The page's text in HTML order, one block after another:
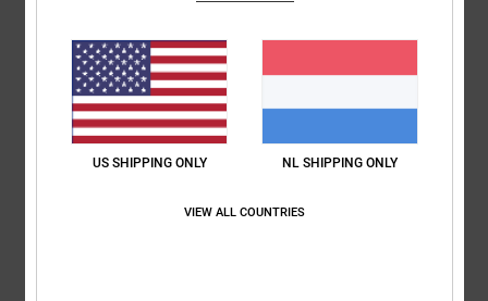
5
Roxana9. juli 2026
Very good price
Prijs-kwaliteitverhouding Maat: Perfecte maat
US SHIPPING ONLY NL SHIPPING ONLY
VIEW ALL COUNTRIES